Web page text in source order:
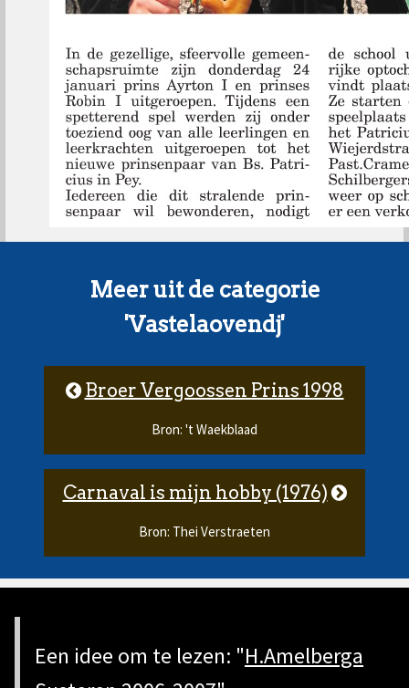
Meer uit de categorie
'Vastelaovendj'
Broer Vergoossen Prins 1998
Bron: 't Waekblaad
Carnaval is mijn hobby (1976)
Bron: Thei Verstraeten
Een idee om te lezen: "H.Amelberga